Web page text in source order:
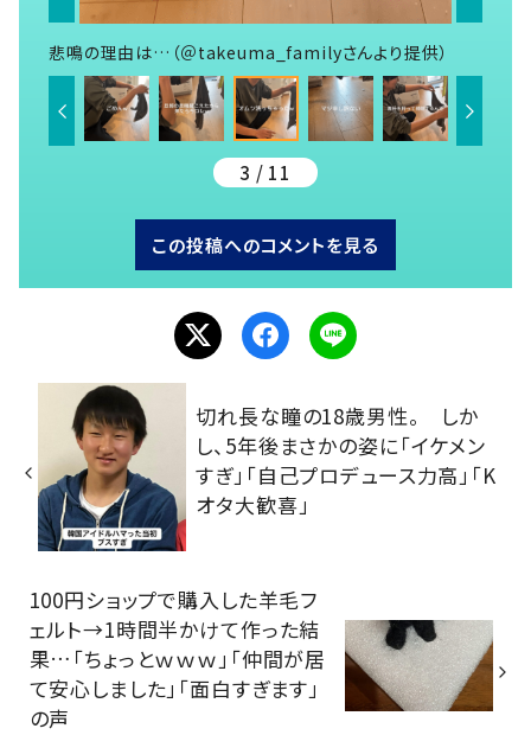
悲鳴の理由は…（＠takeuma_familyさんより提供）
3 / 11
この投稿へのコメントを見る
切れ長な瞳の18歳男性。 しか
し、5年後まさかの姿に「イケメン
すぎ」「自己プロデュース力高」「K
オタ大歓喜」
100円ショップで購入した羊毛フ
ェルト→1時間半かけて作った結
果…「ちょっとｗｗｗ」「仲間が居
て安心しました」「面白すぎます」
の声